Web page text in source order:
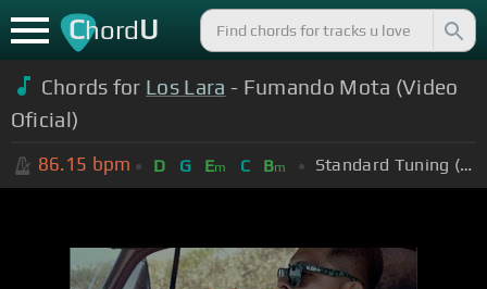
ChordU
Chords for Los Lara - Fumando Mota (Video
Oficial)
86.15 bpm D G Em C Bm Standard Tuning (EADGBE)